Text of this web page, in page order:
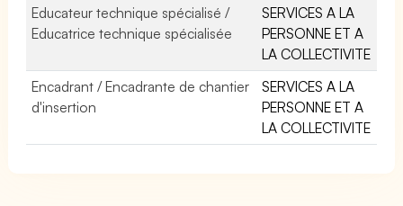
Educateur technique spécialisé /
Educatrice technique spécialisée
SERVICES A LA
PERSONNE ET A
LA COLLECTIVITE
Encadrant / Encadrante de chantier
d'insertion
SERVICES A LA
PERSONNE ET A
LA COLLECTIVITE